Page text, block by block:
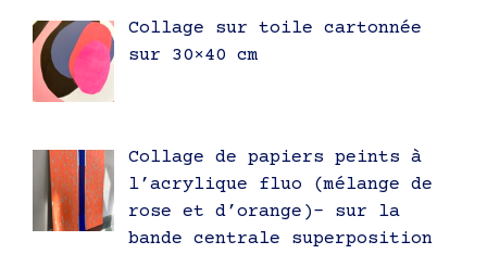
Collage sur toile cartonnée
sur 30×40 cm
Collage de papiers peints à
l’acrylique fluo (mélange de
rose et d’orange)- sur la
bande centrale superposition